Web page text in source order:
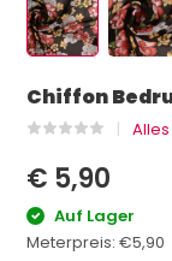
Chiffon
€ 5,90
Auf Lager
Meterpreis:€5,90